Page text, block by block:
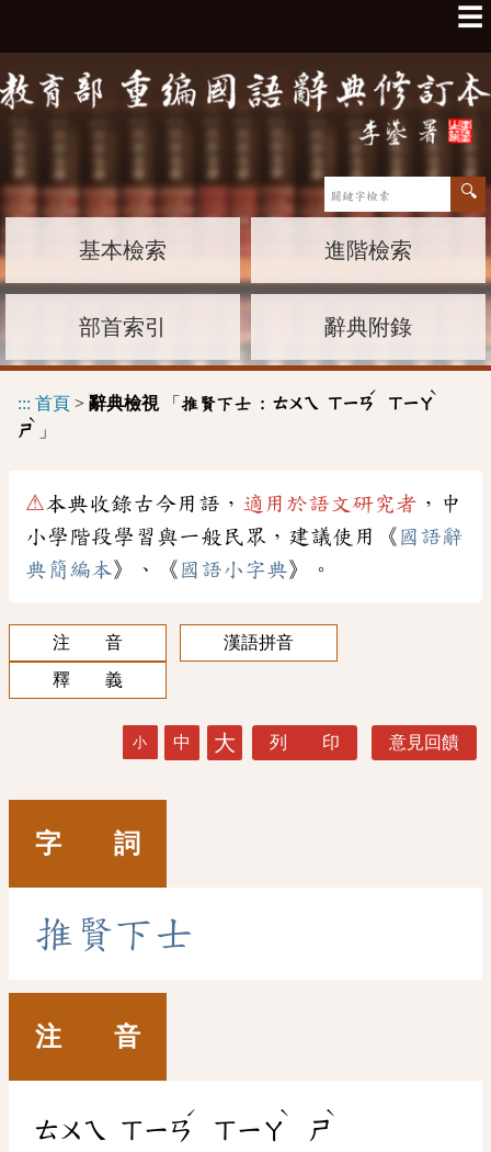
☰
基本檢索 進階檢索
部首索引 辭典附錄
::: 首頁 > 辭典檢視「 推賢下士 : ㄊㄨㄟ ㄒㄧㄢ
ˊ
ㄒㄧㄚ
ˋ
ㄕ
ˋ
」
⚠本典收錄古今用語， 適用於語文研究者 ，中
小學階段學習與一般民眾，建議使用《 國語辭
典簡編本》、《 國語小字典》。
注 音
漢語拼音
釋 義
小 中 大 列 印 意見回饋
字 詞
推 賢下士
注 音
ㄊㄨㄟ ㄒㄧㄢ
ˊ
ㄒㄧㄚ
ˋ
ㄕ
ˋ